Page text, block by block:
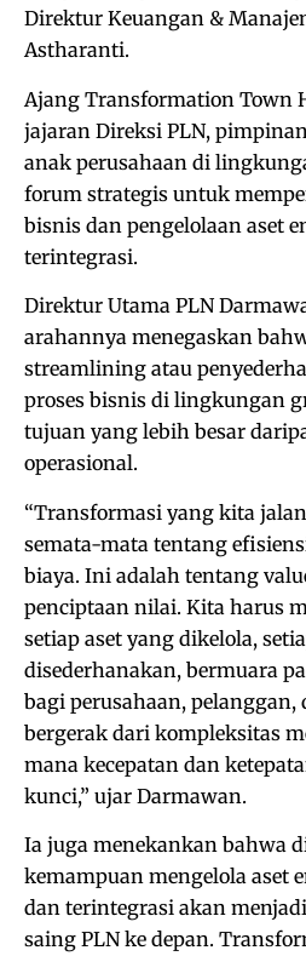
Direktur Keuangan &
Astharanti.
Ajang Transformation Town
jajaran Direksi PLN,
anak perusahaan di
forum strategis untuk
bisnis dan pengelolaan aset
terintegrasi.
Direktur Utama PLN
arahannya menegaskan
streamlining atau
proses bisnis di lingkungan
tujuan yang lebih besar
operasional.
“Transformasi yang kita
semata-mata tentang
biaya. Ini adalah tentang
penciptaan nilai. Kita harus
setiap aset yang dikelola,
disederhanakan, bermuara
bagi perusahaan, pelanggan,
bergerak dari kompleksitas
mana kecepatan dan
kunci,” ujar Darmawan.
Ia juga menekankan bahwa
kemampuan mengelola aset
dan terintegrasi akan
saing PLN ke depan.